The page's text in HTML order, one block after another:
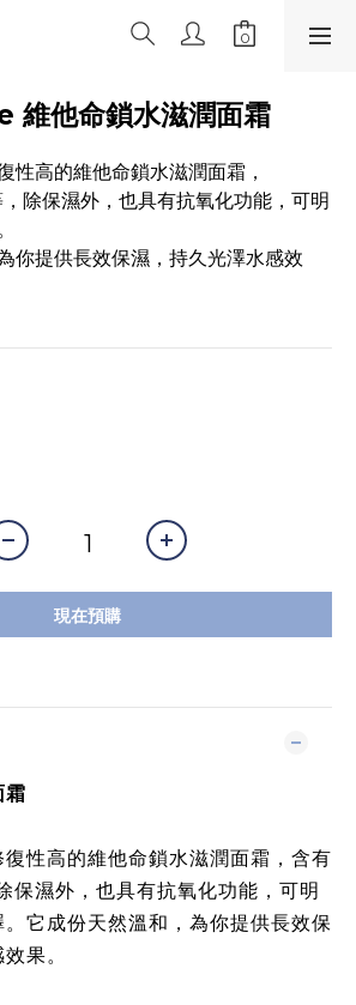
維他命鎖水滋潤面霜​
性高的維他命鎖水滋潤面霜，
除保濕外，也具有抗氧化功能，可明
你提供長效保濕，持久光澤水感效
現在預購
霜​
性高的維他命鎖水滋潤面霜，含有
保濕外，也具有抗氧化功能，可明
它成份天然溫和，為你提供長效保
果。​